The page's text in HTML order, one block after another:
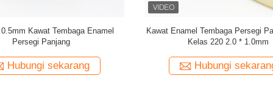
tembaga berenamel persegi
tipis 1,5 mm x 0,1 mm untuk
Hubungi sekarang
Custom berkualitas tinggi datar
tembaga persegi panjang kawat
Hubungi